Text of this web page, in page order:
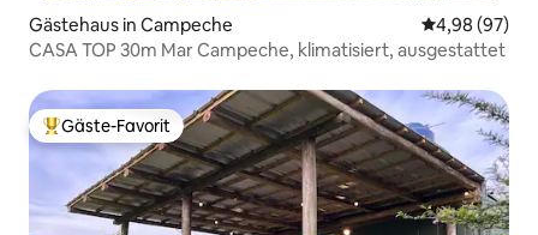
Gästehaus in Campeche
4,98 (97)
CASA TOP 30m Mar Campeche, klimatisiert, ausgestattet
Beliebter Gäste-Favorit.
Gäste-Favorit